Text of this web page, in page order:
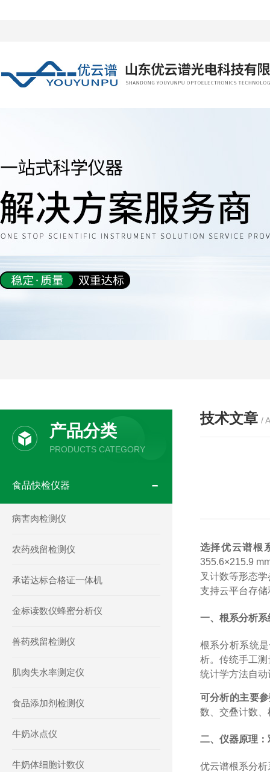
技术文章 /
选择优云谱根
355.6×215.9
叉计数等形态
支持云平台存
一、根系分析
根系分析系统
析。传统手工
统计学方法自
可分析的主要
数、交叠计数
二、仪器原理
优云谱根系分析
产品分类
PRODUCTS CATEGORY
食品快检仪器
病害肉检测仪
农药残留检测仪
承诺达标合格证一体机
金标读数仪蜂蜜分析仪
兽药残留检测仪
肌肉失水率测定仪
食品添加剂检测仪
牛奶冰点仪
牛奶体细胞计数仪